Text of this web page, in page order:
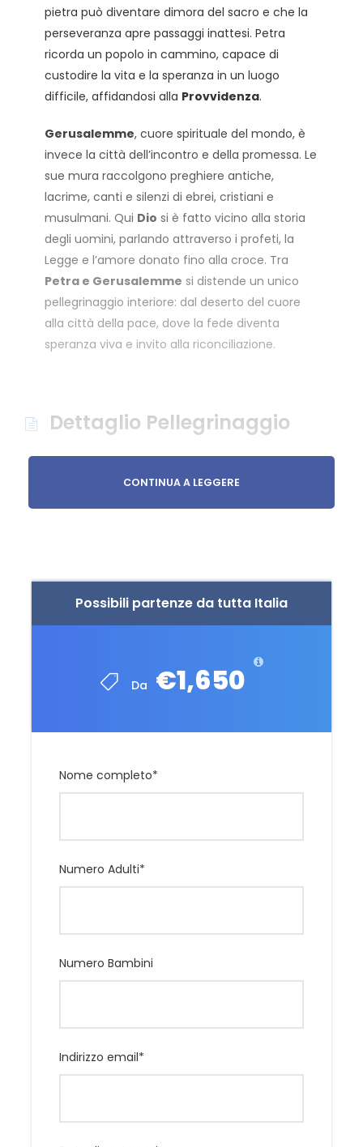
Possibili partenze da tutta Italia
Da €1,650
Nome completo*
Numero Adulti*
Numero Bambini
Indirizzo email*
pietra può diventare dimora del sacro e che la
perseveranza apre passaggi inattesi. Petra
ricorda un popolo in cammino, capace di
custodire la vita e la speranza in un luogo
difficile, affidandosi alla Provvidenza.
Gerusalemme, cuore spirituale del mondo, è
invece la città dell’incontro e della promessa. Le
sue mura raccolgono preghiere antiche,
lacrime, canti e silenzi di ebrei, cristiani e
musulmani. Qui Dio si è fatto vicino alla storia
degli uomini, parlando attraverso i profeti, la
Legge e l’amore donato fino alla croce. Tra
Petra e Gerusalemme si distende un unico
pellegrinaggio interiore: dal deserto del cuore
alla città della pace, dove la fede diventa
speranza viva e invito alla riconciliazione.
Dettaglio Pellegrinaggio
Programma
Il Viaggio a Petra e Gerusalemme verrà svolto
qualora queste venissero a mancare, SI
provvederà all’annullamento del viaggio e al
Giorno 1-3 Italia - Tel Aviv – Nazareth - Petra
Stella Maris. Proseguimento per
Nazareth. Sistemazione in albergo: cena e
pernottamento.
Mezza pensione in albergo. A Nazareth visita della
basilica dell’Annunciazione e del museo Francescano
per Tiberiade, sull’omonimo lago. Pranzo.
CONTINUA A LEGGERE